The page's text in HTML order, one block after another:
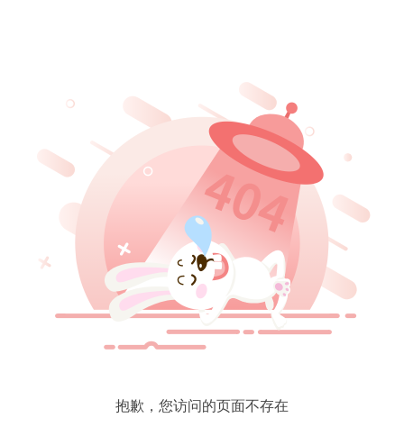
抱歉，您访问的页面不存在